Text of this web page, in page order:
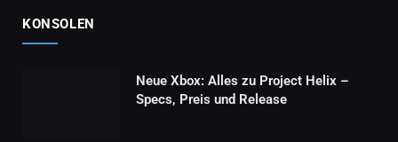
KONSOLEN
Neue Xbox: Alles zu Project Helix –
Specs, Preis und Release